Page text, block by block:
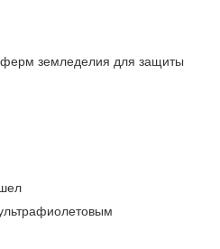
земледелия для защиты